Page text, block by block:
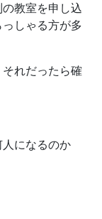
教室を申し込
しゃる方が多
れだったら確
になるのか